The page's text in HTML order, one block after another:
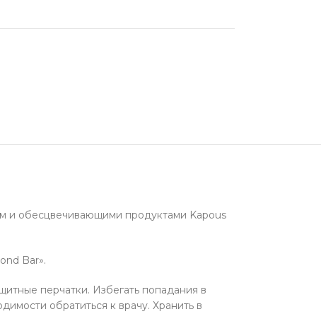
и обесцвечивающими продуктами Kapous
Bar».
перчатки. Избегать попадания в
обратиться к врачу. Хранить в